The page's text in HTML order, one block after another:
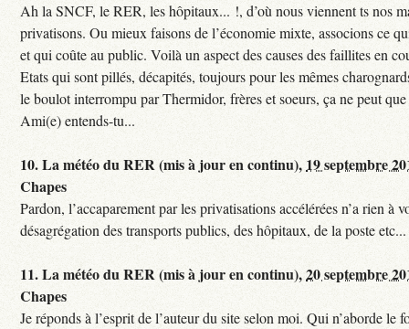
Ah la SNCF, le RER, les hôpitaux... !, d’où nous viennent ts nos
privatisons. Ou mieux faisons de l’économie mixte, associons ce
et qui coûte au public. Voilà un aspect des causes des faillites en
Etats qui sont pillés, décapités, toujours pour les mêmes
le boulot interrompu par Thermidor, frères et soeurs, ça ne peut
Ami(e) entends-tu...
10.La météo du RER (mis à jour en continu), 19 septembre
Chapes
Pardon, l’accaparement par les privatisations accélérées n’a rien à
désagrégation des transports publics, des hôpitaux, de la poste etc...
11.La météo du RER (mis à jour en continu),20 septembre
Chapes
Je réponds à l’esprit de l’auteur du site selon moi. Qui n’aborde le